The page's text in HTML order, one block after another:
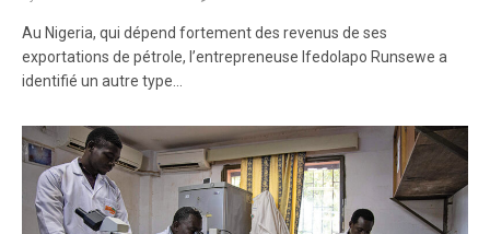
Au Nigeria, qui dépend fortement des revenus de ses
exportations de pétrole, l’entrepreneuse Ifedolapo Runsewe a
identifié un autre type…